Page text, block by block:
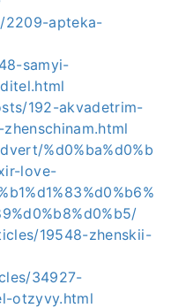
2209-apteka-
samyi-
192-akvadetrim-
%d0%ba%d0%b
love-
19548-zhenskii-
34927-
otzyvy.html